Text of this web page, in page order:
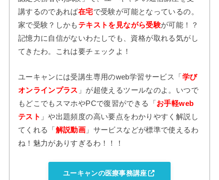
講するのであれば在宅で受験が可能となっているの。
家で受験？しかも テキストを見ながら受験が可能！？
記憶力に自信がないわたしでも、資格が取れる気がし
てきたわ。これは要チェックよ！
ユーキャンには受講生専用のweb学習サービス「学び
オンラインプラス 」が超使えるツールなのよ。いつで
もどこでもスマホやPCで復習ができる「お手軽web
テスト 」や出題頻度の高い要点をわかりやすく解説し
てくれる「解説動画 」サービスなどが標準で使えるわ
ね！魅力がありすぎるわ！！！
ユーキャンの医療事務講座